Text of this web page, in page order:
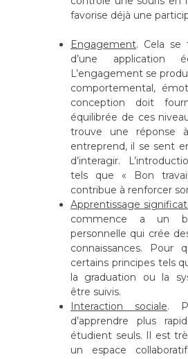
favorise déjà une
Engagement. Cela se
d’une application
L’engagement se
comportemental,
conception doit
équilibrée de ces
trouve une réponse
entreprend, il se sent
d’interagir.
tels que « Bon
contribue à renforcer
Apprentissage
commence a un
personnelle qui crée
connaissances. Pour
certains principes tels
la graduation ou la
être suivis.
Interaction sociale.
d’apprendre plus
étudient seuls. Il est
un espace